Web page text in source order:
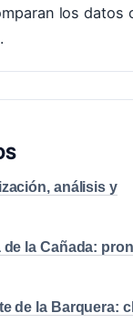
los
análisis y
de la Cañada:
de la Barquera: